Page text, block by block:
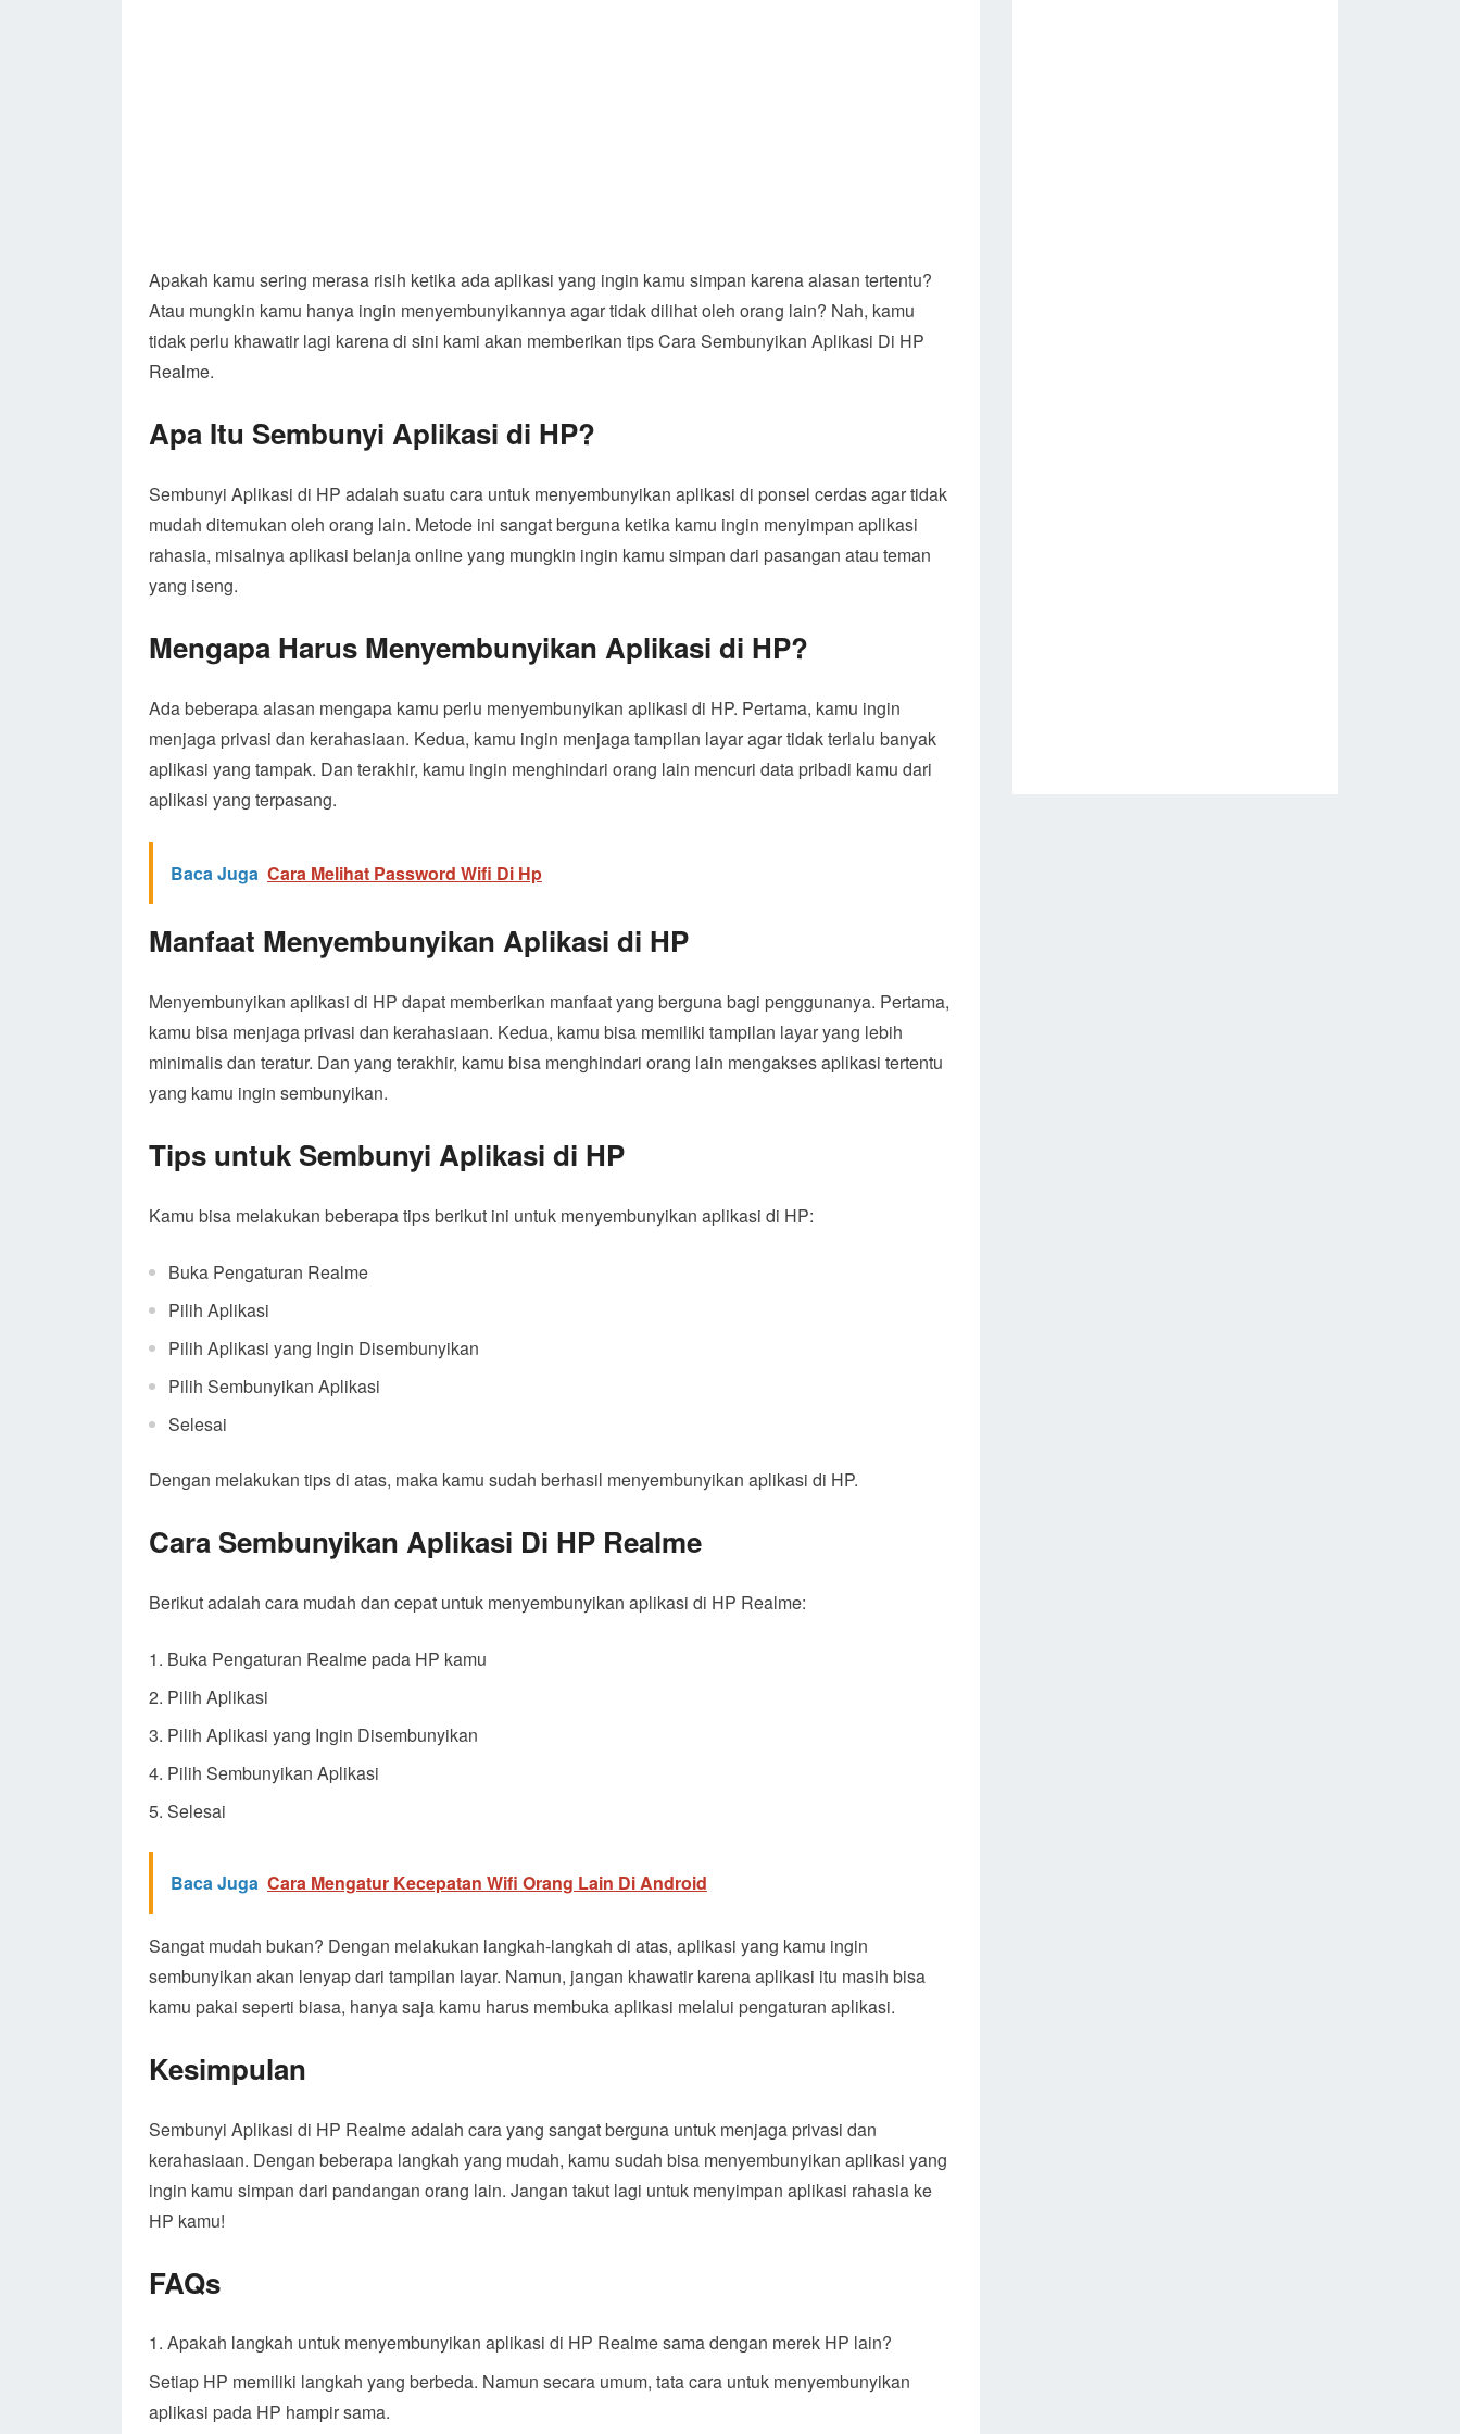
Apakah kamu sering merasa risih ketika ada aplikasi yang ingin kamu simpan karena alasan tertentu?
Atau mungkin kamu hanya ingin menyembunyikannya agar tidak dilihat oleh orang lain? Nah, kamu
tidak perlu khawatir lagi karena di sini kami akan memberikan tips Cara Sembunyikan Aplikasi Di HP
Realme.
Apa Itu Sembunyi Aplikasi di HP?
Sembunyi Aplikasi di HP adalah suatu cara untuk menyembunyikan aplikasi di ponsel cerdas agar tidak
mudah ditemukan oleh orang lain. Metode ini sangat berguna ketika kamu ingin menyimpan aplikasi
rahasia, misalnya aplikasi belanja online yang mungkin ingin kamu simpan dari pasangan atau teman
yang iseng.
Mengapa Harus Menyembunyikan Aplikasi di HP?
Ada beberapa alasan mengapa kamu perlu menyembunyikan aplikasi di HP. Pertama, kamu ingin
menjaga privasi dan kerahasiaan. Kedua, kamu ingin menjaga tampilan layar agar tidak terlalu banyak
aplikasi yang tampak. Dan terakhir, kamu ingin menghindari orang lain mencuri data pribadi kamu dari
aplikasi yang terpasang.
Baca Juga Cara Melihat Password Wifi Di Hp
Manfaat Menyembunyikan Aplikasi di HP
Menyembunyikan aplikasi di HP dapat memberikan manfaat yang berguna bagi penggunanya. Pertama,
kamu bisa menjaga privasi dan kerahasiaan. Kedua, kamu bisa memiliki tampilan layar yang lebih
minimalis dan teratur. Dan yang terakhir, kamu bisa menghindari orang lain mengakses aplikasi tertentu
yang kamu ingin sembunyikan.
Tips untuk Sembunyi Aplikasi di HP
Kamu bisa melakukan beberapa tips berikut ini untuk menyembunyikan aplikasi di HP:
Buka Pengaturan Realme
Pilih Aplikasi
Pilih Aplikasi yang Ingin Disembunyikan
Pilih Sembunyikan Aplikasi
Selesai
Dengan melakukan tips di atas, maka kamu sudah berhasil menyembunyikan aplikasi di HP.
Cara Sembunyikan Aplikasi Di HP Realme
Berikut adalah cara mudah dan cepat untuk menyembunyikan aplikasi di HP Realme:
Buka Pengaturan Realme pada HP kamu
Pilih Aplikasi
Pilih Aplikasi yang Ingin Disembunyikan
Pilih Sembunyikan Aplikasi
Selesai
Baca Juga Cara Mengatur Kecepatan Wifi Orang Lain Di Android
Sangat mudah bukan? Dengan melakukan langkah-langkah di atas, aplikasi yang kamu ingin
sembunyikan akan lenyap dari tampilan layar. Namun, jangan khawatir karena aplikasi itu masih bisa
kamu pakai seperti biasa, hanya saja kamu harus membuka aplikasi melalui pengaturan aplikasi.
Kesimpulan
Sembunyi Aplikasi di HP Realme adalah cara yang sangat berguna untuk menjaga privasi dan
kerahasiaan. Dengan beberapa langkah yang mudah, kamu sudah bisa menyembunyikan aplikasi yang
ingin kamu simpan dari pandangan orang lain. Jangan takut lagi untuk menyimpan aplikasi rahasia ke
HP kamu!
FAQs
Apakah langkah untuk menyembunyikan aplikasi di HP Realme sama dengan merek HP lain?
Setiap HP memiliki langkah yang berbeda. Namun secara umum, tata cara untuk menyembunyikan
aplikasi pada HP hampir sama.